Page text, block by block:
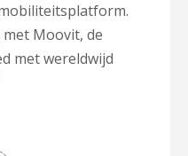
Moovit, de
met wereldwijd